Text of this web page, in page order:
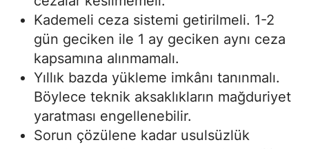
Kademeli ceza sistemi getirilmeli. 1-2
gün geciken ile 1 ay geciken aynı ceza
kapsamına alınmamalı.
Yıllık bazda yükleme imkânı tanınmalı.
Böylece teknik aksaklıkların mağduriyet
yaratması engellenebilir.
Sorun çözülene kadar usulsüzlük